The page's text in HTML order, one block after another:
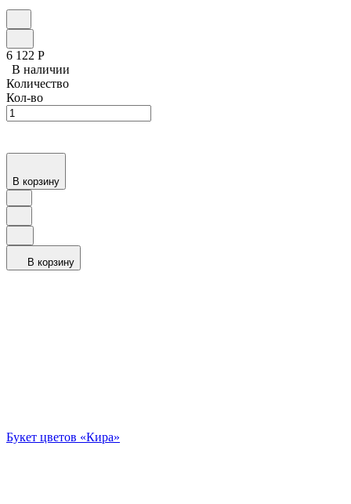
6 122 Р
В наличии
Количество
Кол-во
В корзину
В корзину
Букет цветов «Кира»